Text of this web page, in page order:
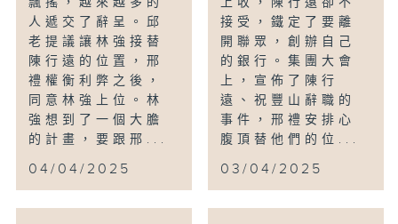
人遞交了辭呈。邱
老提議讓林強接替
陳行遠的位置，邢
禮權衡利弊之後，
同意林強上位。林
強想到了一個大膽
的計畫，要跟邢...
04/04/2025
接受，鐵定了要離
開聯眾，創辦自己
的銀行。集團大會
上，宣佈了陳行
遠、祝豐山辭職的
事件，邢禮安排心
腹頂替他們的位...
03/04/2025